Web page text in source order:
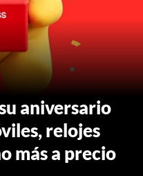
aniversario
relojes
más a precio